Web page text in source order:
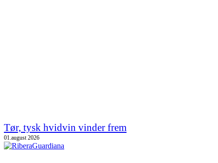
Tør, tysk hvidvin vinder frem
01.august 2026